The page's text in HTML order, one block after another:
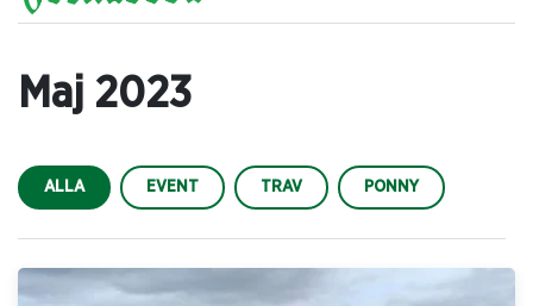
Maj 2023
ALLA EVENT TRAV PONNY